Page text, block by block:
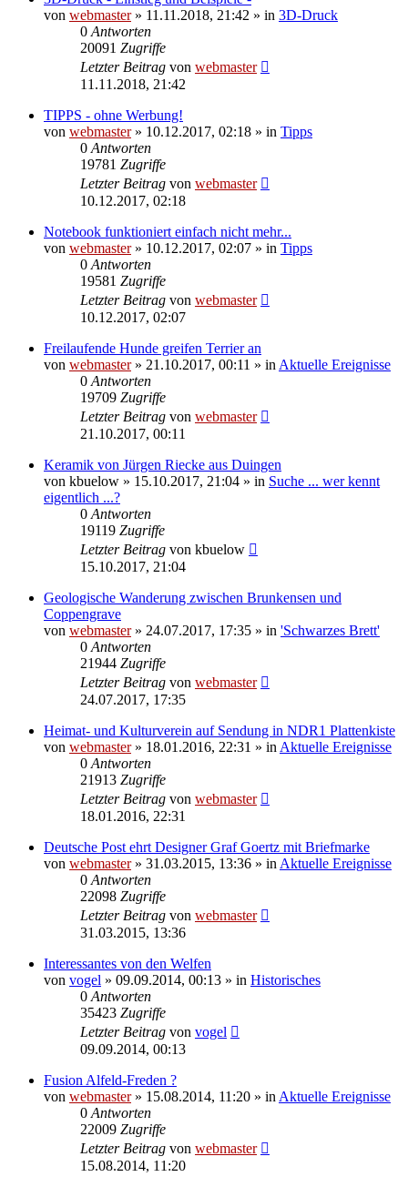
von webmaster» 11.11.2018, 21:42 » in 3D-Druck
0 Antworten
20091 Zugriffe
Letzter Beitrag von webmaster
11.11.2018, 21:42
TIPPS - ohne Werbung!
von webmaster» 10.12.2017, 02:18 » in Tipps
0 Antworten
19781 Zugriffe
Letzter Beitrag von webmaster
10.12.2017, 02:18
Notebook funktioniert einfach nicht mehr...
von webmaster» 10.12.2017, 02:07 » in Tipps
0 Antworten
19581 Zugriffe
Letzter Beitrag von webmaster
10.12.2017, 02:07
Freilaufende Hunde greifen Terrier an
von webmaster» 21.10.2017, 00:11 » in Aktuelle Ereignisse
0 Antworten
19709 Zugriffe
Letzter Beitrag von webmaster
21.10.2017, 00:11
Keramik von Jürgen Riecke aus Duingen
von kbuelow » 15.10.2017, 21:04 » in Suche ... wer kennt
eigentlich ...?
0 Antworten
19119 Zugriffe
Letzter Beitrag von kbuelow
15.10.2017, 21:04
Geologische Wanderung zwischen Brunkensen und
Coppengrave
von webmaster» 24.07.2017, 17:35 » in 'Schwarzes Brett'
0 Antworten
21944 Zugriffe
Letzter Beitrag von webmaster
24.07.2017, 17:35
Heimat- und Kulturverein auf Sendung in NDR1 Plattenkiste
von webmaster» 18.01.2016, 22:31 » in Aktuelle Ereignisse
0 Antworten
21913 Zugriffe
Letzter Beitrag von webmaster
18.01.2016, 22:31
Deutsche Post ehrt Designer Graf Goertz mit Briefmarke
von webmaster» 31.03.2015, 13:36 » in Aktuelle Ereignisse
0 Antworten
22098 Zugriffe
Letzter Beitrag von webmaster
31.03.2015, 13:36
Interessantes von den Welfen
von vogel » 09.09.2014, 00:13 » in Historisches
0 Antworten
35423 Zugriffe
Letzter Beitrag von vogel
09.09.2014, 00:13
Fusion Alfeld-Freden ?
von webmaster» 15.08.2014, 11:20 » in Aktuelle Ereignisse
0 Antworten
22009 Zugriffe
Letzter Beitrag von webmaster
15.08.2014, 11:20